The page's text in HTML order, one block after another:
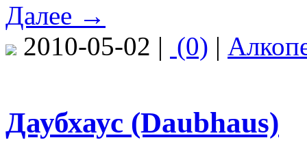
Далее →
2010-05-02 | (0) |
Даубхаус (Daubhaus)